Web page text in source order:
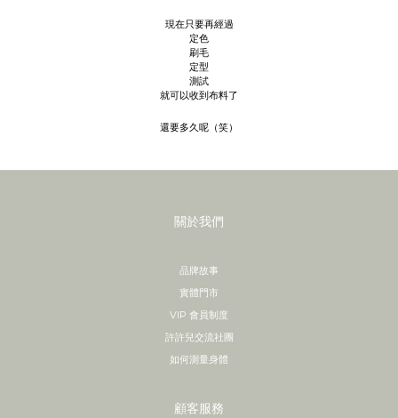
現在只要再經過
定色
刷毛
定型
測試
就可以收到布料了
還要多久呢（笑）
關於我們
品牌故事
實體門市
VIP 會員制度
許許兒交流社團
如何測量身體
顧客服務